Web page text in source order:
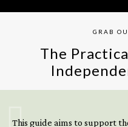
GRAB
The
This guide aims to support